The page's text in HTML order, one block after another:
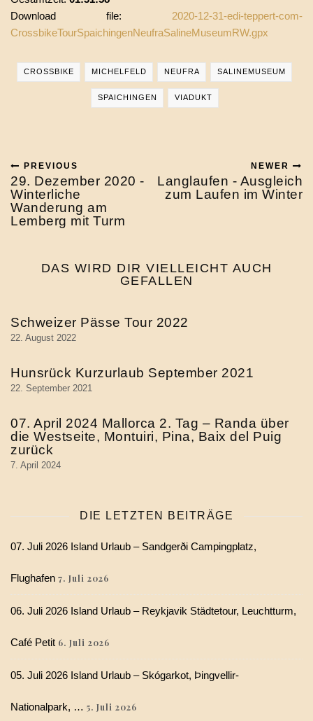
Download file: 2020-12-31-edi-teppert-com-
CrossbikeTourSpaichingenNeufraSalineMuseumRW.gpx
CROSSBIKE MICHELFELD NEUFRA SALINEMUSEUM
SPAICHINGEN VIADUKT
PREVIOUS
29. Dezember 2020 -
Winterliche
Wanderung am
Lemberg mit Turm
NEWER
Langlaufen - Ausgleich
zum Laufen im Winter
DAS WIRD DIR VIELLEICHT AUCH
GEFALLEN
Schweizer Pässe Tour 2022
22. August 2022
Hunsrück Kurzurlaub September 2021
22. September 2021
07. April 2024 Mallorca 2. Tag – Randa über
die Westseite, Montuiri, Pina, Baix del Puig
zurück
7. April 2024
DIE LETZTEN BEITRÄGE
07. Juli 2026 Island Urlaub – Sandgerði Campingplatz,
Flughafen 7. Juli 2026
06. Juli 2026 Island Urlaub – Reykjavik Städtetour, Leuchtturm,
Café Petit 6. Juli 2026
05. Juli 2026 Island Urlaub – Skógarkot, Þingvellir-
Nationalpark, … 5. Juli 2026